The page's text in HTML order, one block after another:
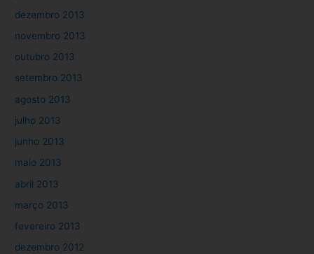
dezembro 2013
novembro 2013
outubro 2013
setembro 2013
agosto 2013
julho 2013
junho 2013
maio 2013
abril 2013
março 2013
fevereiro 2013
dezembro 2012